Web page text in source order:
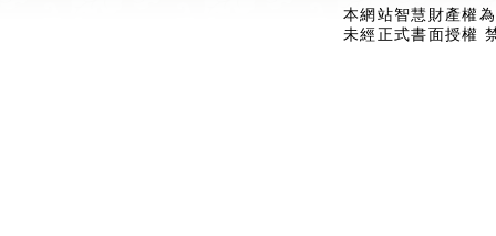
本網站智慧財產權
未經正式書面授權